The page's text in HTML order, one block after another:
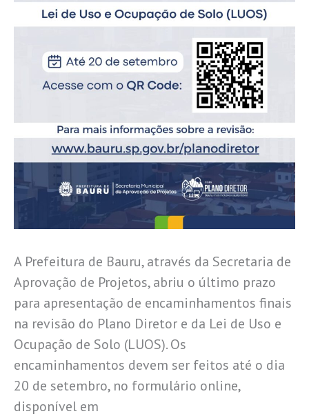
A Prefeitura de Bauru, através da Secretaria de
Aprovação de Projetos, abriu o último prazo
para apresentação de encaminhamentos finais
na revisão do Plano Diretor e da Lei de Uso e
Ocupação de Solo (LUOS). Os
encaminhamentos devem ser feitos até o dia
20 de setembro, no formulário online,
disponível em